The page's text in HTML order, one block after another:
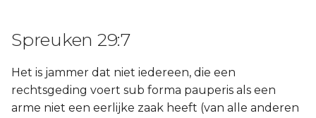
Spreuken 29:7
Het is jammer dat niet iedereen, die een
rechtsgeding voert sub forma pauperis als een
arme niet een eerlijke zaak heeft (van alle anderen